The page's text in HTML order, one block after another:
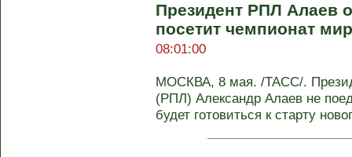
Президент РПЛ Алаев
посетит чемпионат
08:01:00
МОСКВА, 8 мая. /ТАСС/.
(РПЛ) Александр Алаев не
будет готовиться к старту